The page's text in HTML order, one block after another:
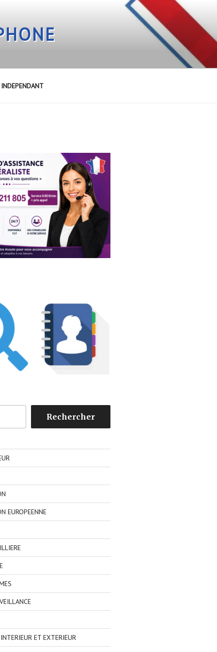
Rechercher
EUROPEENNE
ET EXTERIEUR